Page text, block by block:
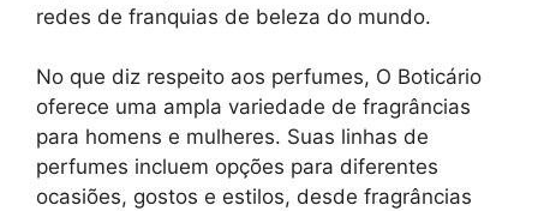
redes de franquias de beleza do mundo.
No que diz respeito aos perfumes, O Boticário
oferece uma ampla variedade de fragrâncias
para homens e mulheres. Suas linhas de
perfumes incluem opções para diferentes
ocasiões, gostos e estilos, desde fragrâncias